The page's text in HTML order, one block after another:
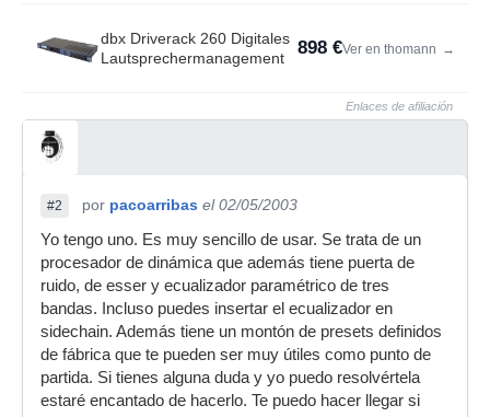
dbx Driverack 260 Digitales
Lautsprechermanagement
898 €Ver en thomann →
Enlaces de afiliación
#2 por pacoarribas el 02/05/2003
Yo tengo uno. Es muy sencillo de usar. Se trata de un
procesador de dinámica que además tiene puerta de
ruido, de esser y ecualizador paramétrico de tres
bandas. Incluso puedes insertar el ecualizador en
sidechain. Además tiene un montón de presets definidos
de fábrica que te pueden ser muy útiles como punto de
partida. Si tienes alguna duda y yo puedo resolvértela
estaré encantado de hacerlo. Te puedo hacer llegar si